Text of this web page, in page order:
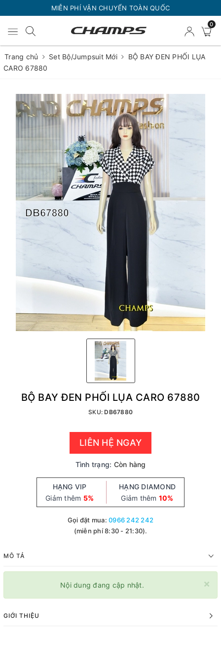
MIỄN PHÍ VẬN CHUYỂN TOÀN QUỐC
0
Trang chủ Set Bộ/Jumpsuit Mới
BỘ BAY ĐEN PHỐI LỤA
CARO 67880
BỘ BAY ĐEN PHỐI LỤA CARO 67880
SKU:DB67880
LIÊN HỆ NGAY
Tình trạng: Còn hàng
HẠNG VIP
Giảm thêm 5%
HẠNG DIAMOND
Giảm thêm 10%
Gọi đặt mua:0966 242 242
(miễn phí 8:30 - 21:30).
MÔ TẢ
×
Nội dung đang cập nhật.
GIỚI THIỆU